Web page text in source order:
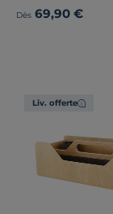
Dès 69,90 €
Liv. offerte